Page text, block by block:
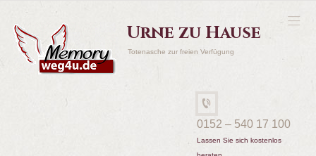
Urne zu Hause
Totenasche zur freien Verfügung
0152 – 540 17 100
Lassen Sie sich kostenlos